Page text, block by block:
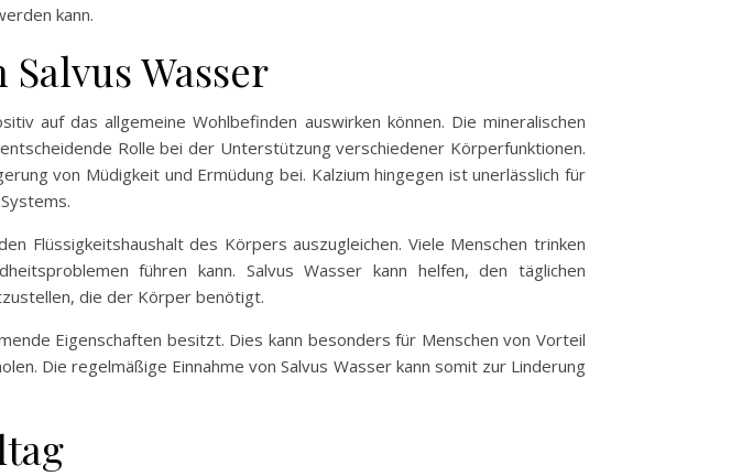
kann.
Wasser
auf das allgemeine Wohlbefinden auswirken können. Die mineralischen
Rolle bei der Unterstützung verschiedener Körperfunktionen.
von Müdigkeit und Ermüdung bei. Kalzium hingegen ist unerlässlich für
Flüssigkeitshaushalt des Körpers auszugleichen. Viele Menschen trinken
führen kann. Salvus Wasser kann helfen, den täglichen
die der Körper benötigt.
Eigenschaften besitzt. Dies kann besonders für Menschen von Vorteil
Die regelmäßige Einnahme von Salvus Wasser kann somit zur Linderung